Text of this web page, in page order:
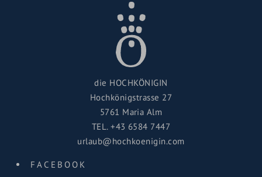
die HOCHKÖNIGIN
Hochkönigstrasse 27
5761 Maria Alm
TEL.+43 6584 7447
urlaub@hochkoenigin.com
FACEBOOK